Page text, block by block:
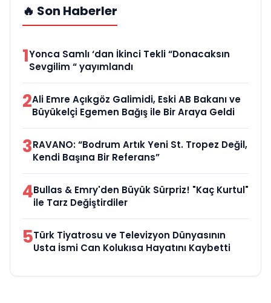
🔥 Son Haberler
1Yonca Samlı ‘dan İkinci Tekli “Donacaksın
Sevgilim “ yayımlandı
2Ali Emre Açıkgöz Galimidi, Eski AB Bakanı ve
Büyükelçi Egemen Bağış ile Bir Araya Geldi
3RAVANO: “Bodrum Artık Yeni St. Tropez Değil,
Kendi Başına Bir Referans”
4Bullas & Emry'den Büyük Sürpriz! "Kaç Kurtul"
ile Tarz Değiştirdiler
5Türk Tiyatrosu ve Televizyon Dünyasının
Usta İsmi Can Kolukısa Hayatını Kaybetti